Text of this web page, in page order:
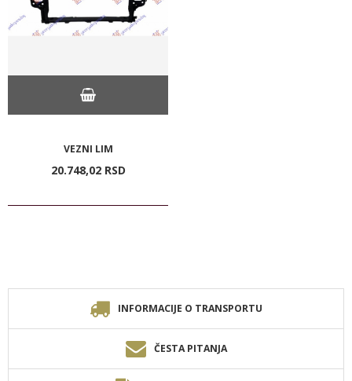
VEZNI LIM
20.748,02 RSD
INFORMACIJE O TRANSPORTU
ČESTA PITANJA